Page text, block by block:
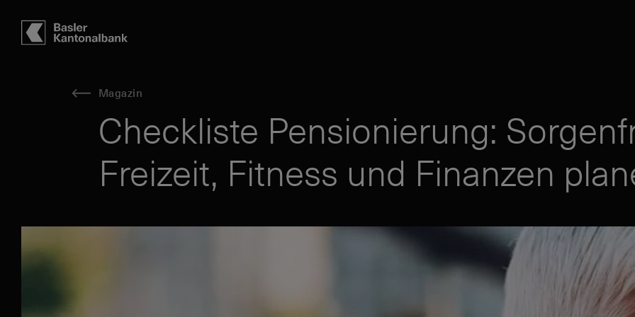
Magazin
Checkliste Pensionierung:
Freizeit, Fitness und Finanzen